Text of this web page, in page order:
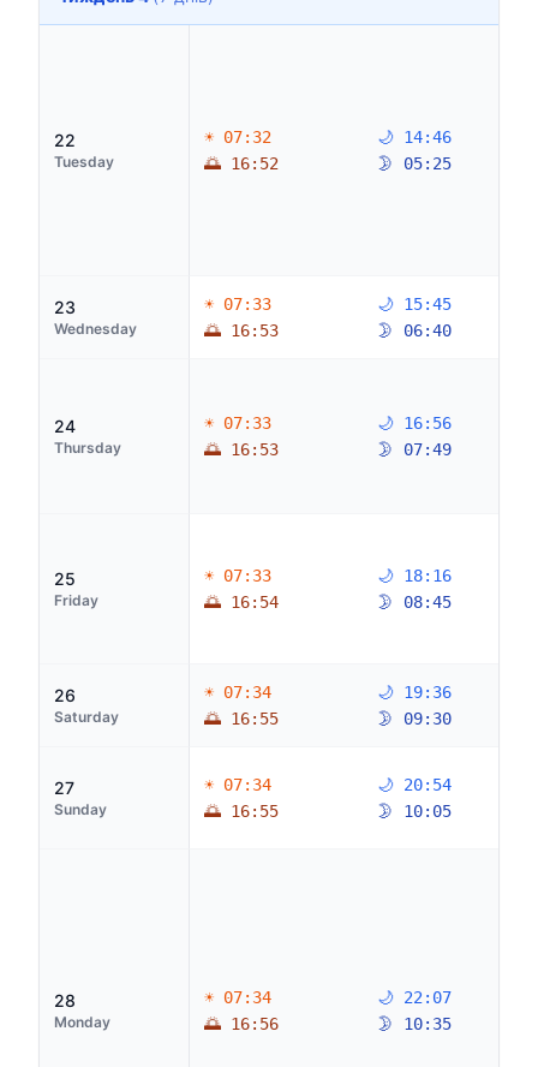
22
Tuesday
☀ 07:32
🌅 16:52
🌙 14:46
🌛 05:25
23
Wednesday
☀ 07:33
🌅 16:53
🌙 15:45
🌛 06:40
24
Thursday
☀ 07:33
🌅 16:53
🌙 16:56
🌛 07:49
25
Friday
☀ 07:33
🌅 16:54
🌙 18:16
🌛 08:45
26
Saturday
☀ 07:34
🌅 16:55
🌙 19:36
🌛 09:30
27
Sunday
☀ 07:34
🌅 16:55
🌙 20:54
🌛 10:05
28
Monday
☀ 07:34
🌅 16:56
🌙 22:07
🌛 10:35